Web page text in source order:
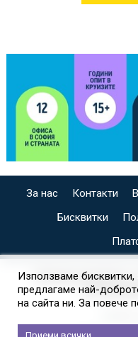
За нас Контакти
Бисквитки
СПЕЦИАЛИЗИРАН
Използваме
предлагаме най-
на сайта ни. За повече